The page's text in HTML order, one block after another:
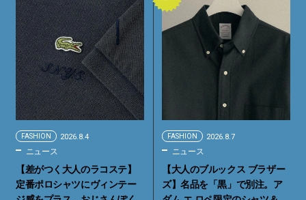
FASHION 2026.8.4
ニュース
【差がつく大人のラコステ】
定番ポロシャツにヴィンテー
FASHION 2026.8.7
ニュース
【大人のブルックス ブラザー
ズ】名品を「黒」で別注。ア